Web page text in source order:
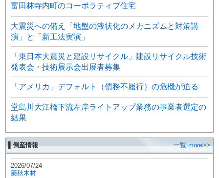
富田林寺内町のコーポラティブ住宅
大震災への備え「地盤の液状化のメカニズムと対策講
演」と「新工法実演」
「東日本大震災と建設リサイクル」建設リサイクル技術
発表会・技術展示会出展者募集
「アメリカ」デフォルト（債務不履行）の危機が迫る
堂島川大江橋下流左岸ライトアップ業務の事業者選定の
結果
▌倒産情報 一覧 more>>
2026/07/24
菱秋木材